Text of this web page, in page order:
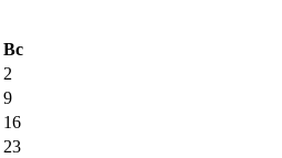
Вс
2
9
16
23